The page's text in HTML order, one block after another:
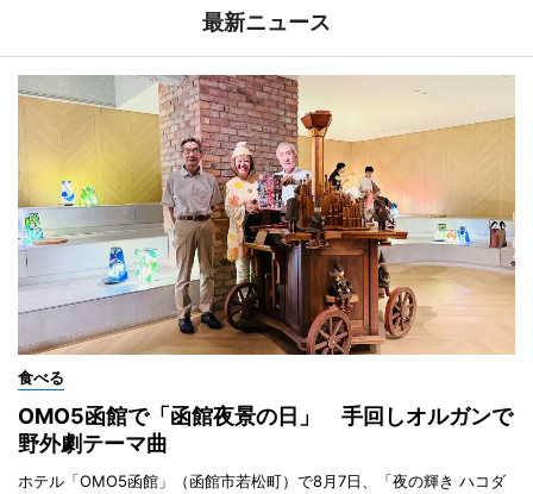
最新ニュース
食べる
OMO5函館で「函館夜景の日」 手回しオルガンで
野外劇テーマ曲
ホテル「OMO5函館」（函館市若松町）で8月7日、「夜の輝き ハコダ